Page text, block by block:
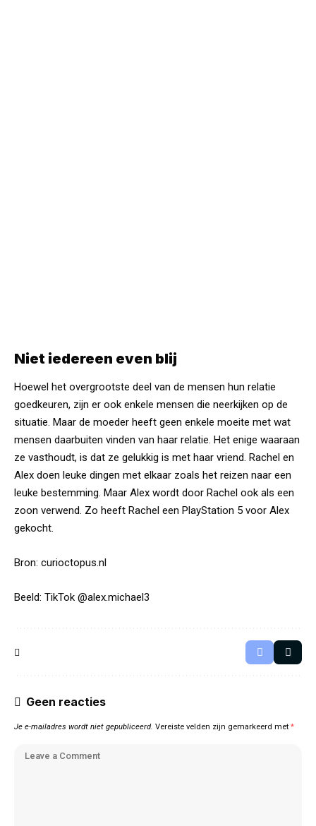
Niet iedereen even blij
Hoewel het overgrootste deel van de mensen hun relatie
goedkeuren, zijn er ook enkele mensen die neerkijken op de
situatie. Maar de moeder heeft geen enkele moeite met wat
mensen daarbuiten vinden van haar relatie. Het enige waaraan
ze vasthoudt, is dat ze gelukkig is met haar vriend. Rachel en
Alex doen leuke dingen met elkaar zoals het reizen naar een
leuke bestemming. Maar Alex wordt door Rachel ook als een
zoon verwend. Zo heeft Rachel een PlayStation 5 voor Alex
gekocht.
Bron: curioctopus.nl
Beeld: TikTok @alex.michael3
Geen reacties
Je e-mailadres wordt niet gepubliceerd. Vereiste velden zijn gemarkeerd met *